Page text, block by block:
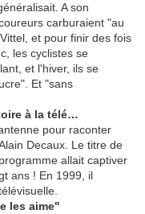
A son
carburaient "au
et pour finir des fois
les cyclistes se
et l'hiver, ils se
Et "sans
à la télé…
pour raconter
Decaux. Le titre de
allait captiver
ans ! En 1999, il
les aime"